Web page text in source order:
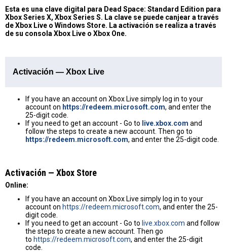
Esta es una clave digital para Dead Space: Standard Edition para
Xbox Series X, Xbox Series S. La clave se puede canjear a través
de Xbox Live o Windows Store. La activación se realiza a través
de su consola Xbox Live o Xbox One.
Activación — Xbox Live
If you have an account on Xbox Live simply log in to your
account on https://redeem.microsoft.com, and enter the
25-digit code.
If you need to get an account - Go to live.xbox.com and
follow the steps to create a new account. Then go to
https://redeem.microsoft.com, and enter the 25-digit code.
Activación — Хbox Store
Online:
If you have an account on Xbox Live simply log in to your
account on https://redeem.microsoft.com, and enter the 25-
digit code.
If you need to get an account - Go to live.xbox.com and follow
the steps to create a new account. Then go
to https://redeem.microsoft.com, and enter the 25-digit
code.